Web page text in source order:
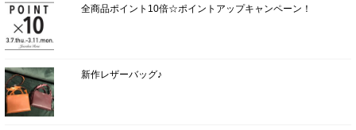
全商品ポイント10倍☆ポイントアップキャンペーン！
新作レザーバッグ♪